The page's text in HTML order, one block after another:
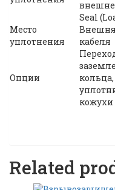
Seal
Место
уплотнения
кабеля
Опции
кольца,
кожухи
Related